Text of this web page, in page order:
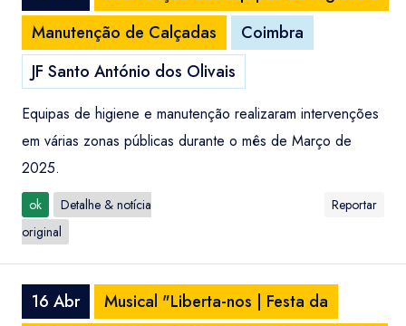
Manutenção de Calçadas
Coimbra
JF Santo António dos Olivais
Equipas de higiene e manutenção realizaram intervenções
em várias zonas públicas durante o mês de Março de
2025.
ok
Detalhe & notícia
original
Reportar
16 Abr
Musical "Liberta-nos | Festa da